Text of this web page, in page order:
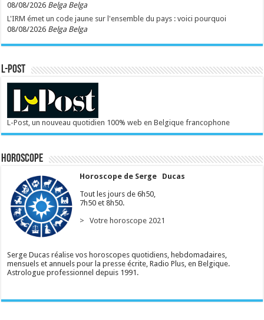
08/08/2026 Belga Belga
L'IRM émet un code jaune sur l'ensemble du pays : voici pourquoi
08/08/2026 Belga Belga
L-POST
L-Post, un nouveau quotidien 100% web en Belgique francophone
Horoscope
Horoscope de Serge Ducas
Tout les jours de 6h50,
7h50 et 8h50.
> Votre horoscope 2021
Serge Ducas réalise vos horoscopes quotidiens, hebdomadaires,
mensuels et annuels pour la presse écrite, Radio Plus, en Belgique.
Astrologue professionnel depuis 1991.